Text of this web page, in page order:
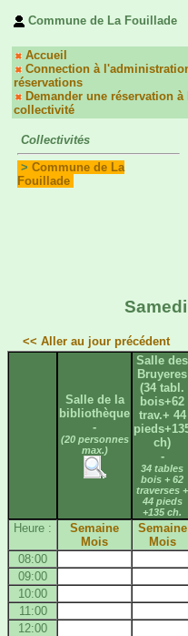
Commune de La Fouillade
Accueil
Connection à
réservations
Demander une réservation à
collectivité
Collectivités
> Commune de La
Fouillade
<< Aller au jour précédent
Salle de la
bibliothèque
-
(20 personnes
max.)
Salle des
Bruyeres
(34 tabl.
bois+62
trav.+ 44
ch)
-
34 tables
bois + 62
traverses +
44 pieds
+135 ch.
Heure :
Semaine
Mois
Semaine
Mois
08:00
09:00
10:00
11:00
12:00